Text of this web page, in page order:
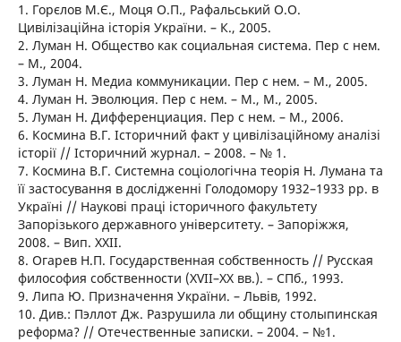
1. Горєлов М.Є., Моця О.П., Рафальський О.О.
Цивілізаційна історія України. – К., 2005.
2. Луман Н. Общество как социальная система. Пер с нем.
– М., 2004.
3. Луман Н. Медиа коммуникации. Пер с нем. – М., 2005.
4. Луман Н. Эволюция. Пер с нем. – М., М., 2005.
5. Луман Н. Дифференциация. Пер с нем. – М., 2006.
6. Космина В.Г. Історичний факт у цивілізаційному аналізі
історії // Історичний журнал. – 2008. – № 1.
7. Космина В.Г. Системна соціологічна теорія Н. Лумана та
її застосування в дослідженні Голодомору 1932–1933 рр. в
Україні // Наукові праці історичного факультету
Запорізького державного університету. – Запоріжжя,
2008. – Вип. ХХІІ.
8. Огарев Н.П. Государственная собственность // Русская
философия собственности (ХVІІ–ХХ вв.). – СПб., 1993.
9. Липа Ю. Призначення України. – Львів, 1992.
10. Див.: Пэллот Дж. Разрушила ли общину столыпинская
реформа? // Отечественные записки. – 2004. – №1.